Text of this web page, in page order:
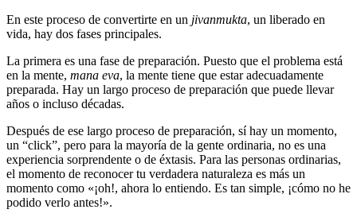
En este proceso de convertirte en un jivanmukta, un liberado en
vida, hay dos fases principales.
La primera es una fase de preparación. Puesto que el problema está
en la mente, mana eva, la mente tiene que estar adecuadamente
preparada. Hay un largo proceso de preparación que puede llevar
años o incluso décadas.
Después de ese largo proceso de preparación, sí hay un momento,
un “click”, pero para la mayoría de la gente ordinaria, no es una
experiencia sorprendente o de éxtasis. Para las personas ordinarias,
el momento de reconocer tu verdadera naturaleza es más un
momento como «¡oh!, ahora lo entiendo. Es tan simple, ¡cómo no he
podido verlo antes!».